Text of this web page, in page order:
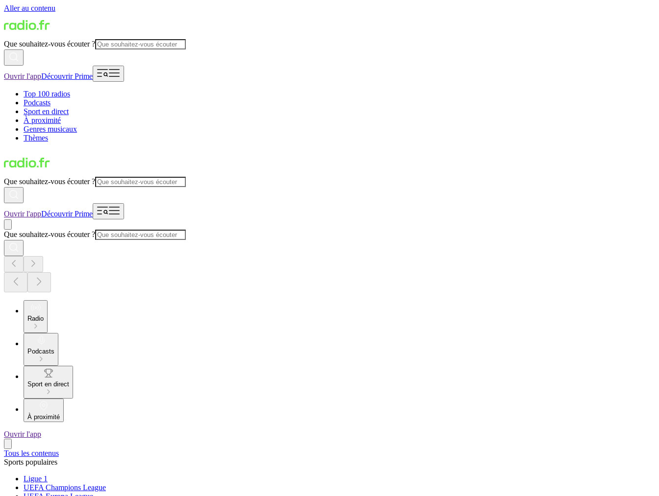
Aller au contenu
Que souhaitez-vous écouter ?
Ouvrir l'appDécouvrir Prime
Top 100 radios
Podcasts
Sport en direct
À proximité
Genres musicaux
Thèmes
Que souhaitez-vous écouter ?
Ouvrir l'appDécouvrir Prime
Que souhaitez-vous écouter ?
Radio
Podcasts
Sport en direct
À proximité
Ouvrir l'app
Tous les contenus
Sports populaires
Ligue 1
UEFA Champions League